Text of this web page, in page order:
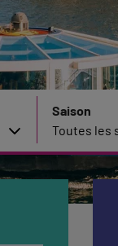
Saison